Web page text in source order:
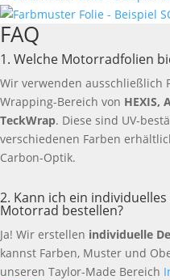
FAQ
1. Welche Motorradfolien
Wir verwenden ausschließlich
Wrapping-Bereich von HEXIS,
TeckWrap. Diese sind UV-
verschiedenen Farben
Carbon-Optik.
2. Kann ich ein
Motorrad bestellen?
Ja! Wir erstellen individuelle
kannst Farben, Muster und
unseren Taylor-Made Bereich